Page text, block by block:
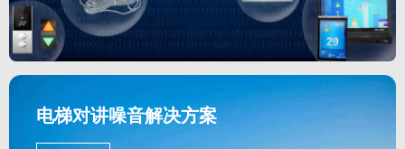
电梯对讲噪音解决方案